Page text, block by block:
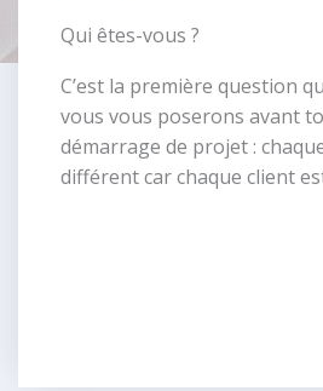
Qui êtes-vous ?
C’est la première question
vous vous poserons avant
démarrage de projet :
différent car chaque client